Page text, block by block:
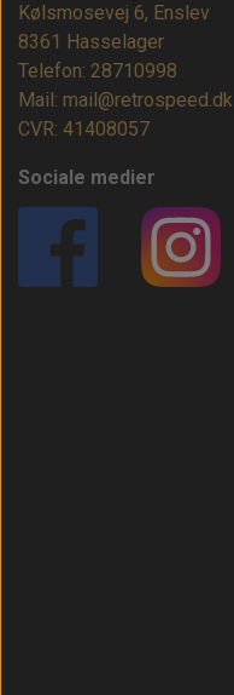
Kølsmosevej 6, Enslev
8361 Hasselager
Telefon: 28710998
Mail: mail@retrospeed.dk
CVR: 41408057
Sociale medier